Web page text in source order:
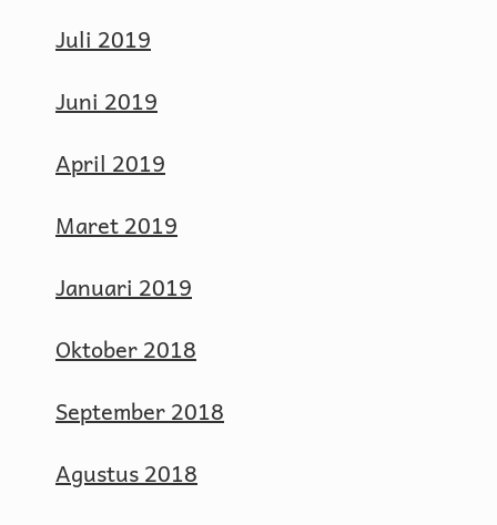
Juli 2019
Juni 2019
April 2019
Maret 2019
Januari 2019
Oktober 2018
September 2018
Agustus 2018